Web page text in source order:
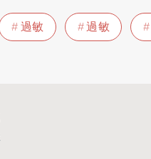
過敏 過敏